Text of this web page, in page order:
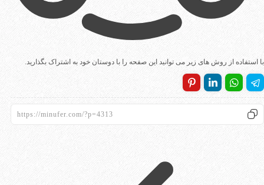
با استفاده از روش های زیر می توانید این صفحه را با دوستان خود به اشتراک بگذارید.